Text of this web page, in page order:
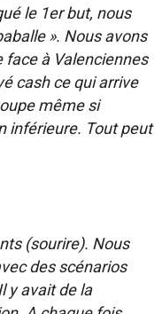
le 1er but, nous
». Nous avons
face à Valenciennes
cash ce qui arrive
même si
inférieure. Tout peut
(sourire). Nous
des scénarios
y avait de la